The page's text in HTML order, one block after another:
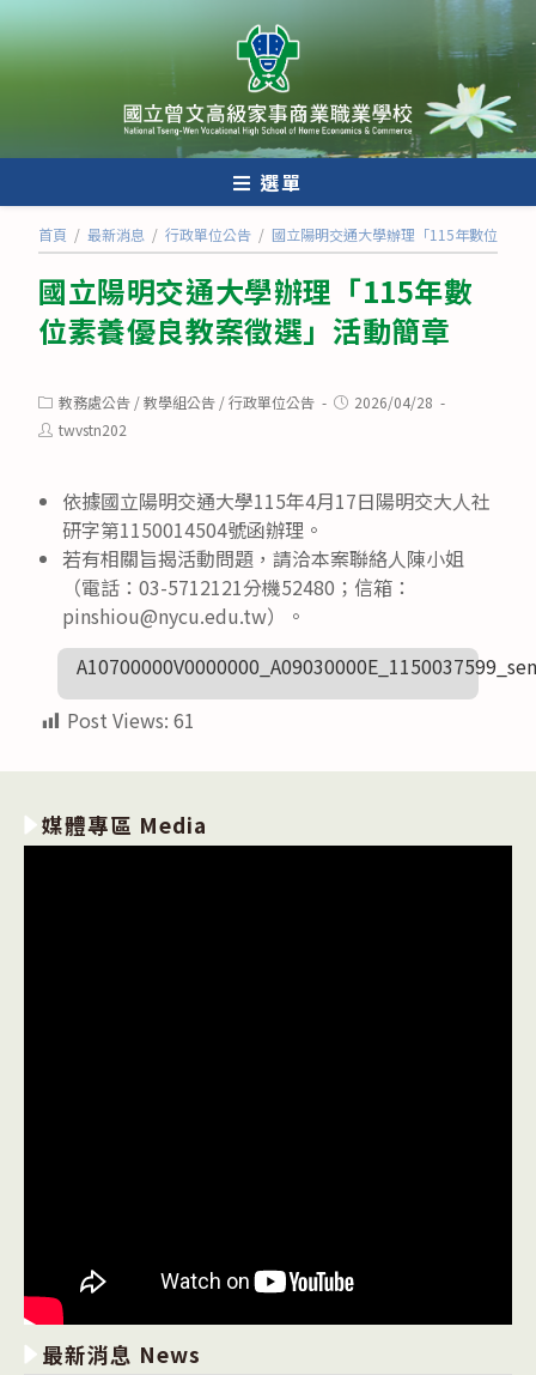
跳
轉
至
內
選單
首頁 / 最新消息 / 行政單位公告 / 國立陽明交通大學辦理「115年數位素養
國立陽明交通大學辦理「115年數
位素養優良教案徵選」活動簡章
Post
category:
教務處公告 /教學組公告 /行政單位公告
Post2026/04/28
Posttwvstn202
依據國立陽明交通大學115年4月17日陽明交大人社
研字第1150014504號函辦理。
若有相關旨揭活動問題，請洽本案聯絡人陳小姐
（電話：03-5712121分機52480；信箱：
pinshiou@nycu.edu.tw）。
Post Views: 61
媒體專區 Media
最新消息 News